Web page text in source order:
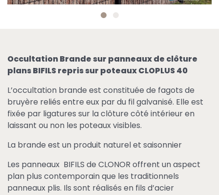
Occultation Brande sur panneaux de clôture
plans BIFILS repris sur poteaux CLOPLUS 40
L’occultation brande est constituée de fagots de
bruyère reliés entre eux par du fil galvanisé. Elle est
fixée par ligatures sur la clôture côté intérieur en
laissant ou non les poteaux visibles.
La brande est un produit naturel et saisonnier
Les panneaux BIFILS de CLONOR offrent un aspect
plan plus contemporain que les traditionnels
panneaux plis. Ils sont réalisés en fils d’acier